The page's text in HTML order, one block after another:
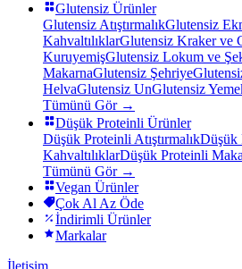
Glutensiz Ürünler
Glutensiz AtıştırmalıkGlutensiz
KahvaltılıklarGlutensiz Kraker ve
KuruyemişGlutensiz Lokum ve
MakarnaGlutensiz Şehriye
HelvaGlutensiz UnGlutensiz
Tümünü Gör →
Düşük Proteinli Ürünler
Düşük Proteinli AtıştırmalıkDüşük
KahvaltılıklarDüşük Proteinli
Tümünü Gör →
Vegan Ürünler
Çok Al Az Öde
İndirimli Ürünler
Markalar
İletişim